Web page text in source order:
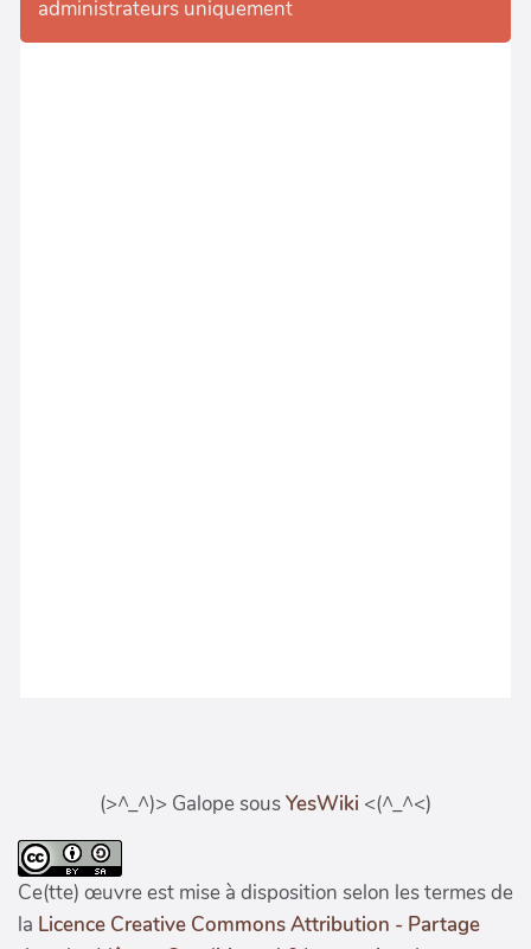
(>^_^)> Galope sousYesWiki <(^_^<)
Ce(tte) œuvre est mise à disposition selon les termes de
la Licence Creative Commons Attribution - Partage